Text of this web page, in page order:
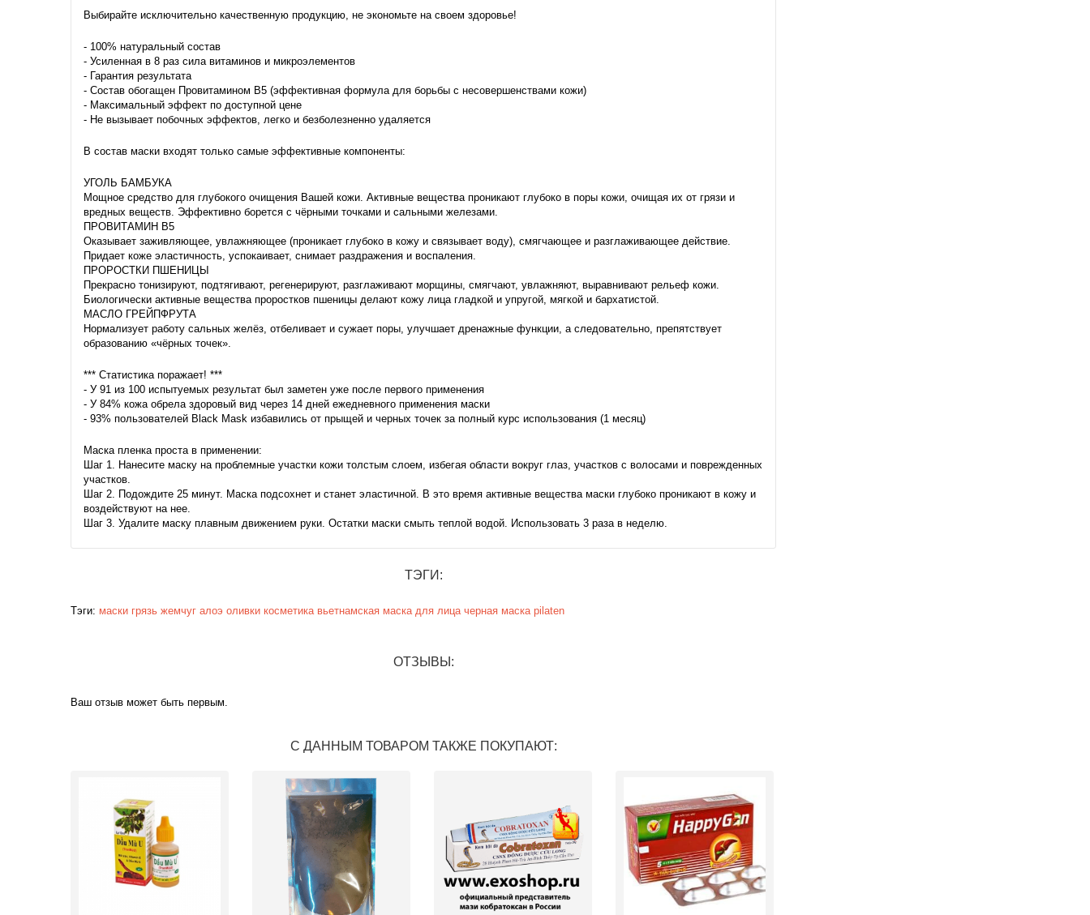
Выбирайте исключительно качественную продукцию, не экономьте на своем здоровье!
- 100% натуральный состав
- Усиленная в 8 раз сила витаминов и микроэлементов
- Гарантия результата
- Состав обогащен Провитамином В5 (эффективная формула для борьбы с несовершенствами кожи)
- Максимальный эффект по доступной цене
- Не вызывает побочных эффектов, легко и безболезненно удаляется
В состав маски входят только самые эффективные компоненты:
УГОЛЬ БАМБУКА
Мощное средство для глубокого очищения Вашей кожи. Активные вещества проникают глубоко в поры кожи, очищая их от грязи и
вредных веществ. Эффективно борется с чёрными точками и сальными железами.
ПРОВИТАМИН В5
Оказывает заживляющее, увлажняющее (проникает глубоко в кожу и связывает воду), смягчающее и разглаживающее действие.
Придает коже эластичность, успокаивает, снимает раздражения и воспаления.
ПРОРОСТКИ ПШЕНИЦЫ
Прекрасно тонизируют, подтягивают, регенерируют, разглаживают морщины, смягчают, увлажняют, выравнивают рельеф кожи.
Биологически активные вещества проростков пшеницы делают кожу лица гладкой и упругой, мягкой и бархатистой.
МАСЛО ГРЕЙПФРУТА
Нормализует работу сальных желёз, отбеливает и сужает поры, улучшает дренажные функции, а следовательно, препятствует
образованию «чёрных точек».
*** Статистика поражает! ***
- У 91 из 100 испытуемых результат был заметен уже после первого применения
- У 84% кожа обрела здоровый вид через 14 дней ежедневного применения маски
- 93% пользователей Black Mask избавились от прыщей и черных точек за полный курс использования (1 месяц)
Маска пленка проста в применении:
Шаг 1. Нанесите маску на проблемные участки кожи толстым слоем, избегая области вокруг глаз, участков с волосами и поврежденных
участков.
Шаг 2. Подождите 25 минут. Маска подсохнет и станет эластичной. В это время активные вещества маски глубоко проникают в кожу и
воздействуют на нее.
Шаг 3. Удалите маску плавным движением руки. Остатки маски смыть теплой водой. Использовать 3 раза в неделю.
ТЭГИ:
Тэги: маски грязь жемчуг алоэ оливки косметика вьетнамская маска для лица черная маска pilaten
ОТЗЫВЫ:
Ваш отзыв может быть первым.
С ДАННЫМ ТОВАРОМ ТАКЖЕ ПОКУПАЮТ: